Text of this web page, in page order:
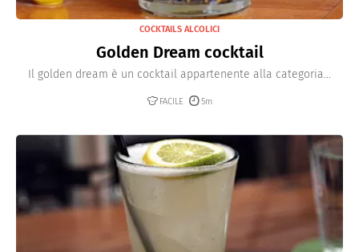
COCKTAILS ALCOLICI
Golden Dream cocktail
Il golden dream è un cocktail appartenente alla categoria...
FACILE 5m